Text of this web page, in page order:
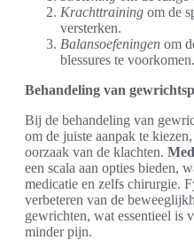
Krachttraining om de
versterken.
Balansoefeningen om
blessures te voorkomen.
Behandeling van
Bij de behandeling van
om de juiste aanpak te
oorzaak van de klachten.
een scala aan opties bieden,
medicatie en zelfs chirurgie.
verbeteren van de
gewrichten, wat essentieel is
minder pijn.